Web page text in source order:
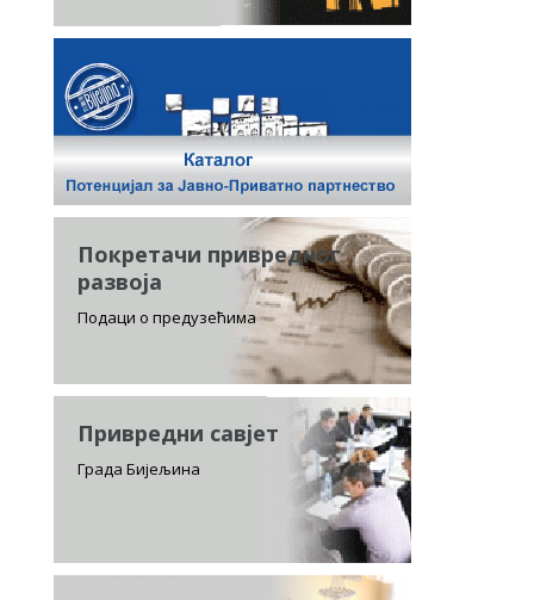
Покретачи привредног
развоја
Подаци о предузећима
Привредни савјет
Града Бијељина